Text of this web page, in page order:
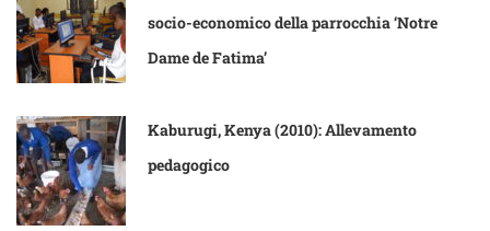
socio-economico della parrocchia ‘Notre
Dame de Fatima’
Kaburugi, Kenya (2010): Allevamento
pedagogico